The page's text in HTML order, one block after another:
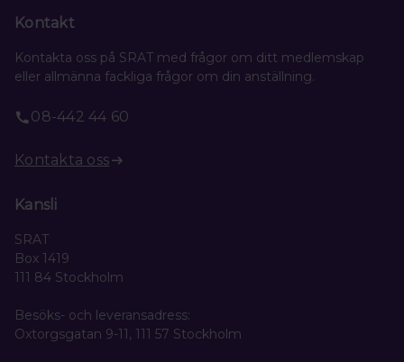
Kontakt
Kontakta oss på SRAT med frågor om ditt medlemskap
eller allmänna fackliga frågor om din anställning.
08-442 44 60
Kontakta oss
Kansli
SRAT
Box 1419
111 84 Stockholm
Besöks- och leveransadress:
Oxtorgsgatan 9-11, 111 57 Stockholm